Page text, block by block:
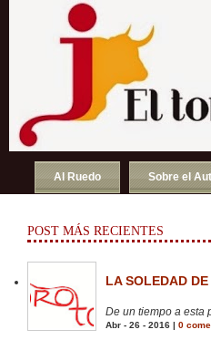
Al Ruedo Sobre el
POST MÁS RECIENTES
LA SOLEDAD
De un tiempo a esta
Abr - 26 - 2016 | 0